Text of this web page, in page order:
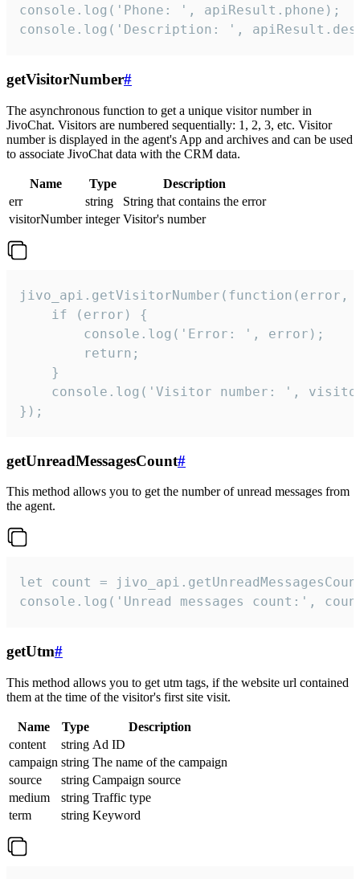
console.log('Phone: ', apiResult.phone);
console.log('Description: ',
getVisitorNumber#
The asynchronous function to get a unique visitor number in
JivoChat. Visitors are numbered sequentially: 1, 2, 3, etc. Visitor
number is displayed in the agent's App and archives and can be used
to associate JivoChat data with the CRM data.
Name Type
Description
err
string
String that contains the error
visitorNumber integer Visitor's number
jivo_api.getVisitorNumber(function(error,
    if (error) {
        console.log('Error: ', error);
        return;
    }
console.log('Visitor number: ',
});
getUnreadMessagesCount#
This method allows you to get the number of unread messages from
the agent.
let count =
console.log('Unread messages count:',
getUtm#
This method allows you to get utm tags, if the website url contained
them at the time of the visitor's first site visit.
Name Type
Description
content
string Ad ID
campaign string The name of the campaign
source
string Campaign source
medium
string Traffic type
term
string Keyword